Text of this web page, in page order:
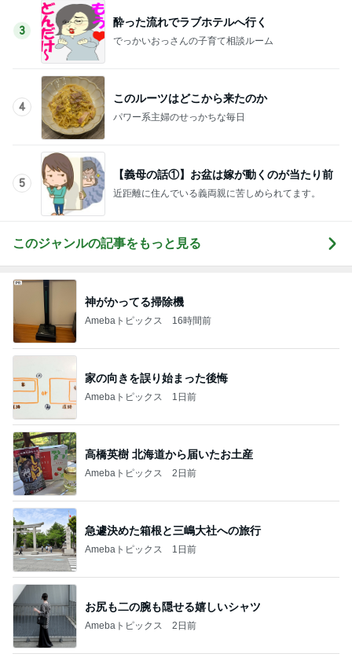
3
酔った流れでラブホテルへ行く
でっかいおっさんの子育て相談ルーム
4
このルーツはどこから来たのか
パワー系主婦のせっかちな毎日
5
【義母の話①】お盆は嫁が動くのが当たり前
近距離に住んでいる義両親に苦しめられてます。
このジャンルの記事をもっと見る
神がかってる掃除機
Amebaトピックス 16時間前
家の向きを誤り始まった後悔
Amebaトピックス 1日前
高橋英樹 北海道から届いたお土産
Amebaトピックス 2日前
急遽決めた箱根と三嶋大社への旅行
Amebaトピックス 1日前
お尻も二の腕も隠せる嬉しいシャツ
Amebaトピックス 2日前